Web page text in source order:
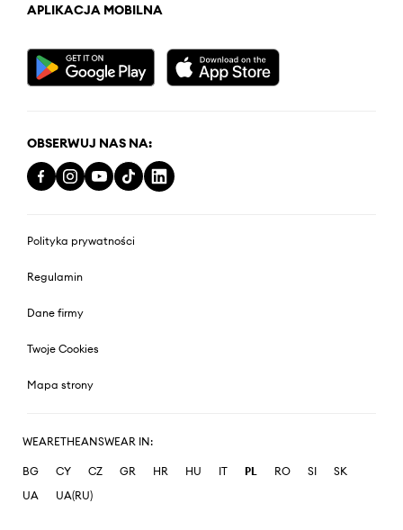
APLIKACJA MOBILNA
OBSERWUJ NAS NA:
Polityka prywatności
Regulamin
Dane firmy
Twoje Cookies
Mapa strony
WEARETHEANSWEAR IN:
BG CY CZ GR HR HU IT PL RO SI
SK
UA
UA(RU)